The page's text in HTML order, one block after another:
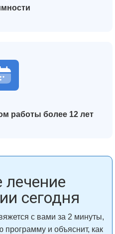
работы более 12 лет
лечение
сегодня
с вами за 2 минуты,
программу и объяснит, как